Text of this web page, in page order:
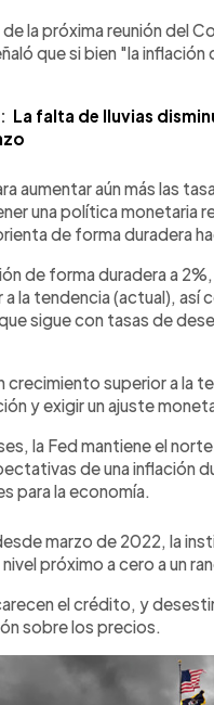
de la próxima reunión del
que si bien "la
La falta de lluvias
aumentar aún más las
una política monetaria
de forma duradera
de forma duradera a
la tendencia (actual), así
sigue con tasas de
crecimiento superior a la
y exigir un ajuste
la Fed mantiene el
de una inflación
para la economía.
marzo de 2022, la
próximo a cero a un
el crédito, y
sobre los precios.